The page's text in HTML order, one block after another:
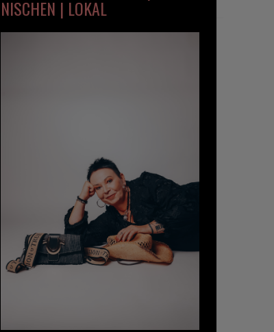
NISCHEN | LOKAL